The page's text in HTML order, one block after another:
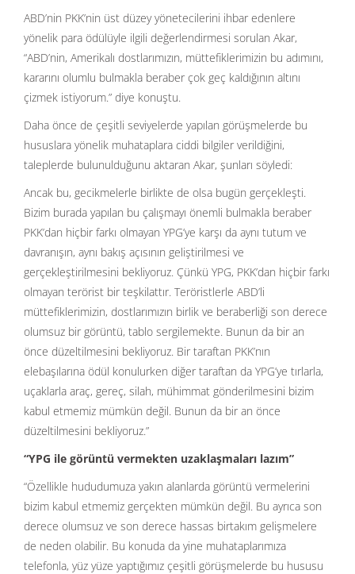
ABD’nin PKK’nin üst düzey yönetecilerini ihbar edenlere
yönelik para ödülüyle ilgili değerlendirmesi sorulan Akar,
“ABD’nin, Amerikalı dostlarımızın, müttefiklerimizin bu adımını,
kararını olumlu bulmakla beraber çok geç kaldığının altını
çizmek istiyorum.” diye konuştu.
Daha önce de çeşitli seviyelerde yapılan görüşmelerde bu
hususlara yönelik muhataplara ciddi bilgiler verildiğini,
taleplerde bulunulduğunu aktaran Akar, şunları söyledi:
Ancak bu, gecikmelerle birlikte de olsa bugün gerçekleşti.
Bizim burada yapılan bu çalışmayı önemli bulmakla beraber
PKK’dan hiçbir farkı olmayan YPG’ye karşı da aynı tutum ve
davranışın, aynı bakış açısının geliştirilmesi ve
gerçekleştirilmesini bekliyoruz. Çünkü YPG, PKK’dan hiçbir farkı
olmayan terörist bir teşkilattır. Teröristlerle ABD’li
müttefiklerimizin, dostlarımızın birlik ve beraberliği son derece
olumsuz bir görüntü, tablo sergilemekte. Bunun da bir an
önce düzeltilmesini bekliyoruz. Bir taraftan PKK’nın
elebaşılarına ödül konulurken diğer taraftan da YPG’ye tırlarla,
uçaklarla araç, gereç, silah, mühimmat gönderilmesini bizim
kabul etmemiz mümkün değil. Bunun da bir an önce
düzeltilmesini bekliyoruz.”
“YPG ile görüntü vermekten uzaklaşmaları lazım”
“Özellikle hududumuza yakın alanlarda görüntü vermelerini
bizim kabul etmemiz gerçekten mümkün değil. Bu ayrıca son
derece olumsuz ve son derece hassas birtakım gelişmelere
de neden olabilir. Bu konuda da yine muhataplarımıza
telefonla, yüz yüze yaptığımız çeşitli görüşmelerde bu hususu